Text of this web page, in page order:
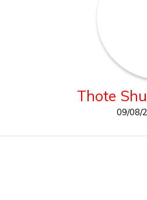
Thote
09/08/